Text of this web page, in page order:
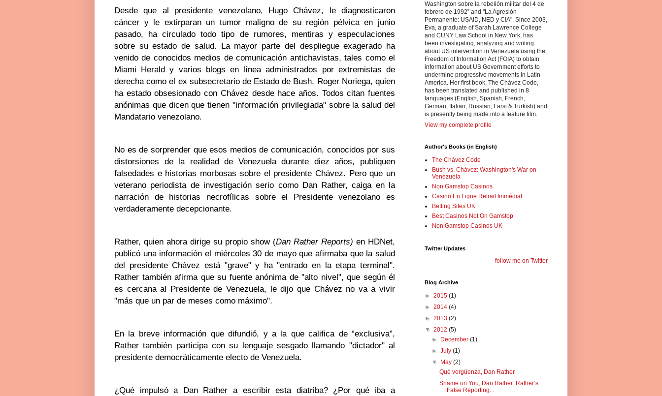
Desde que al presidente venezolano, Hugo Chávez, le diagnosticaron
cáncer y le extirparan un tumor maligno de su región pélvica en junio
pasado, ha circulado todo tipo de rumores, mentiras y especulaciones
sobre su estado de salud. La mayor parte del despliegue exagerado ha
venido de conocidos medios de comunicación antichavistas, tales como el
Miami Herald y varios blogs en línea administrados por extremistas de
derecha como el ex subsecretario de Estado de Bush, Roger Noriega, quien
ha estado obsesionado con Chávez desde hace años. Todos citan fuentes
anónimas que dicen que tienen "información privilegiada" sobre la salud del
Mandatario venezolano.
No es de sorprender que esos medios de comunicación, conocidos por sus
distorsiones de la realidad de Venezuela durante diez años, publiquen
falsedades e historias morbosas sobre el presidente Chávez. Pero que un
veterano periodista de investigación serio como Dan Rather, caiga en la
narración de historias necrofílicas sobre el Presidente venezolano es
verdaderamente decepcionante.
Rather, quien ahora dirige su propio show (Dan Rather Reports) en HDNet,
publicó una información el miércoles 30 de mayo que afirmaba que la salud
del presidente Chávez está "grave" y ha "entrado en la etapa terminal".
Rather también afirma que su fuente anónima de "alto nivel", que según él
es cercana al Presidente de Venezuela, le dijo que Chávez no va a vivir
"más que un par de meses como máximo".
En la breve información que difundió, y a la que califica de “exclusiva”,
Rather también participa con su lenguaje sesgado llamando "dictador" al
presidente democráticamente electo de Venezuela.
¿Qué impulsó a Dan Rather a escribir esta diatriba? ¿Por qué iba a
Washington sobre la rebelión militar del 4 de
febrero de 1992” and "La Agresión
Permanente: USAID, NED y CIA". Since 2003,
Eva, a graduate of Sarah Lawrence College
and CUNY Law School in New York, has
been investigating, analyzing and writing
about US intervention in Venezuela using the
Freedom of Information Act (FOIA) to obtain
information about US Government efforts to
undermine progressive movements in Latin
America. Her first book, The Chávez Code,
has been translated and published in 8
languages (English, Spanish, French,
German, Italian, Russian, Farsi & Turkish) and
is presently being made into a feature film.
View my complete profile
Author's Books (in English)
The Chávez Code
Bush vs. Chávez: Washington's War on
Venezuela
Non Gamstop Casinos
Casino En Ligne Retrait Immédiat
Betting Sites UK
Best Casinos Not On Gamstop
Non Gamstop Casinos UK
Twitter Updates
follow me on Twitter
Blog Archive
► 2015 (1)
► 2014 (4)
► 2013 (2)
▼ 2012 (5)
►
December(1)
►July(1)
▼
May(2)
Qué vergüenza, Dan Rather
Shame on You, Dan Rather: Rather’s
False Reporting...